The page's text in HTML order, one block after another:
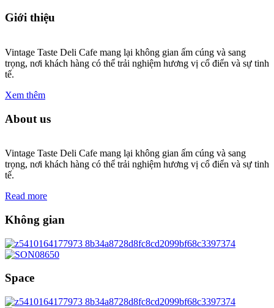
Giới thiệu
Vintage Taste Deli Cafe mang lại không gian ấm cúng và sang
trọng, nơi khách hàng có thể trải nghiệm hương vị cổ điển và sự tinh
tế.
Xem thêm
About us
Vintage Taste Deli Cafe mang lại không gian ấm cúng và sang
trọng, nơi khách hàng có thể trải nghiệm hương vị cổ điển và sự tinh
tế.
Read more
Không gian
Space